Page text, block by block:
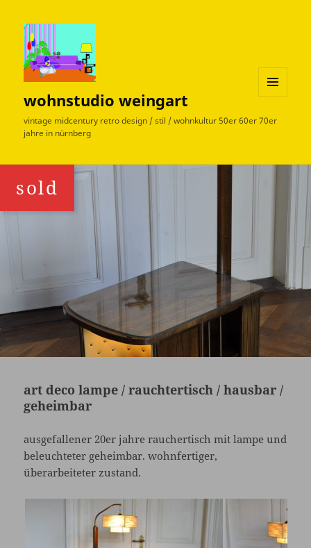
wohnstudio weingart
vintage midcentury retro design / stil / wohnkultur 50er 60er 70er
jahre in nürnberg
WIDGETS
art deco lampe / rauchtertisch / hausbar /
geheimbar
ausgefallener 20er jahre rauchertisch mit lampe und
beleuchteter geheimbar. wohnfertiger,
überarbeiteter zustand.